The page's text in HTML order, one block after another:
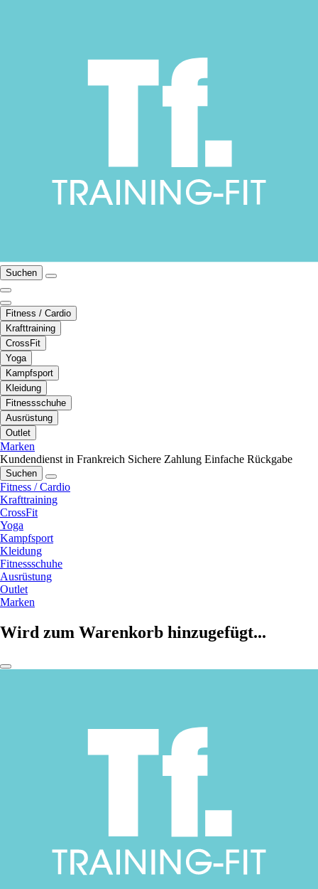
Suchen
Fitness / Cardio
Krafttraining
CrossFit
Yoga
Kampfsport
Kleidung
Fitnessschuhe
Ausrüstung
Outlet
Marken
Kundendienst in Frankreich Sichere Zahlung Einfache Rückgabe
Suchen
Fitness / Cardio
Krafttraining
CrossFit
Yoga
Kampfsport
Kleidung
Fitnessschuhe
Ausrüstung
Outlet
Marken
Wird zum Warenkorb hinzugefügt...